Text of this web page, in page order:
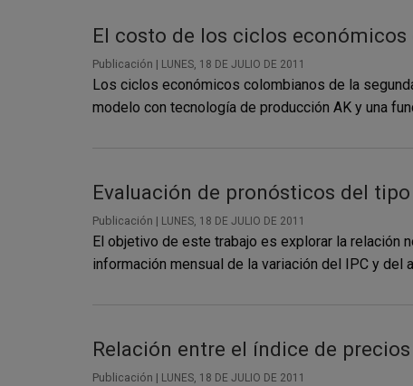
El costo de los ciclos
Publicación | LUNES, 18 DE JULIO DE 2011
Los ciclos económicos colombianos de la
modelo con tecnología de producción AK y una
Evaluación de pronósticos del
Publicación | LUNES, 18 DE JULIO DE 2011
El objetivo de este trabajo es explorar la relación
información mensual de la variación del IPC y
Relación entre el índice de
Publicación | LUNES, 18 DE JULIO DE 2011